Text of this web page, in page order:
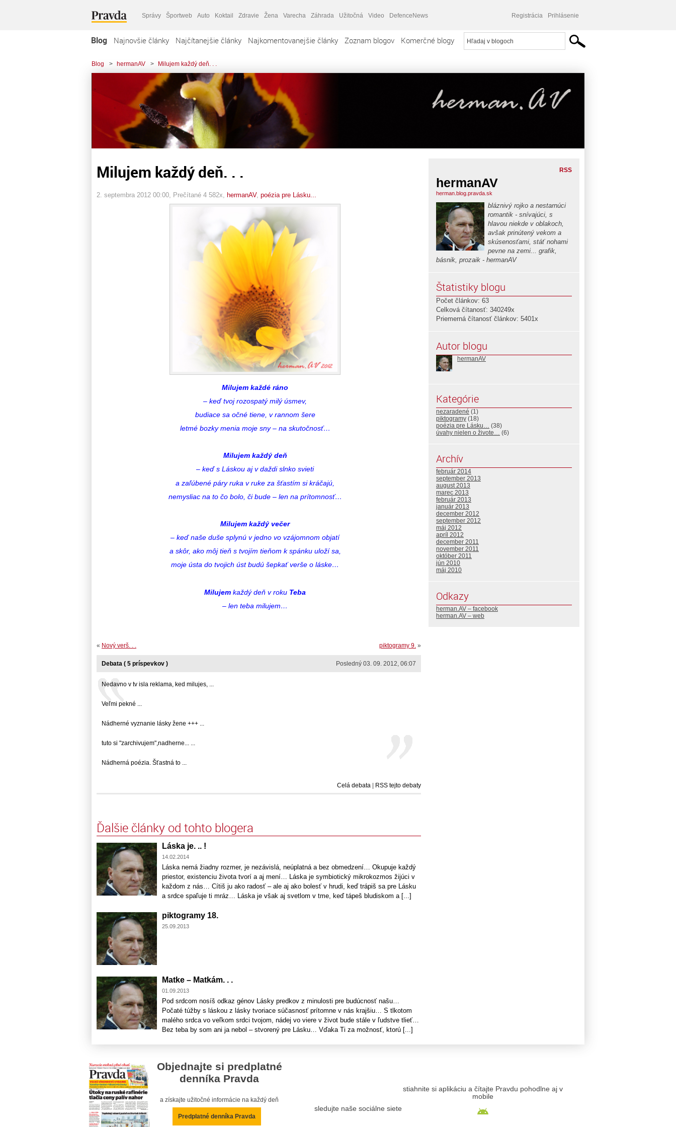
Správy Športweb Auto Koktail Zdravie Žena Varecha Záhrada Užitočná Video DefenceNews Registrácia Prihlásenie
Blog Najnovšie články Najčítanejšie články Najkomentovanejšie články Zoznam blogov Komerčné blogy
Blog > hermanAV > Milujem každý deň. . .
Milujem každý deň. . .
2. septembra 2012 00:00 , Prečítané 4 582x, hermanAV, poézia pre Lásku...
Milujem každé ráno
– keď tvoj rozospatý milý úsmev,
budiace sa očné tiene, v rannom šere
letmé bozky menia moje sny – na skutočnosť…
Milujem každý deň
– keď s Láskou aj v daždi slnko svieti
a zaľúbené páry ruka v ruke za šťastím si kráčajú,
nemysliac na to čo bolo, či bude – len na prítomnosť…
Milujem každý večer
– keď naše duše splynú v jedno vo vzájomnom objatí
a skôr, ako môj tieň s tvojím tieňom k spánku uloží sa,
moje ústa do tvojich úst budú šepkať verše o láske…
Milujem každý deň v roku Teba
– len teba milujem…
piktogramy 9. »
« Nový verš. . .
Posledný 03. 09. 2012, 06:07
Debata ( 5 príspevkov )
Nedavno v tv isla reklama, ked milujes, ...
Veľmi pekné ...
Nádherné vyznanie lásky žene +++ ...
tuto si "zarchivujem",nadherne... ...
Nádherná poézia. Šťastná to ...
Celá debata RSS tejto debaty
Ďalšie články od tohto blogera
Láska je. .. !
14.02.2014
Láska nemá žiadny rozmer, je nezávislá, neúplatná a bez obmedzení… Okupuje každý
priestor, existenciu života tvorí a aj mení… Láska je symbiotický mikrokozmos žijúci v
každom z nás… Cítiš ju ako radosť – ale aj ako bolesť v hrudi, keď trápiš sa pre Lásku
a srdce spaľuje ti mráz… Láska je však aj svetlom v tme, keď tápeš bludiskom a [...]
piktogramy 18.
25.09.2013
Matke – Matkám. . .
01.09.2013
Pod srdcom nosíš odkaz génov Lásky predkov z minulosti pre budúcnosť našu…
Počaté túžby s láskou z lásky tvoriace súčasnosť prítomne v nás krajšiu… S tlkotom
malého srdca vo veľkom srdci tvojom, nádej vo viere v život bude stále v ľudstve tlieť…
Bez teba by som ani ja nebol – stvorený pre Lásku… Vďaka Ti za možnosť, ktorú [...]
RSS
hermanAV
herman.blog.pravda.sk
bláznivý rojko a nestarnúci
romantik - snívajúci, s
hlavou niekde v oblakoch,
avšak prinútený vekom a
skúsenosťami, stáť nohami
pevne na zemi... grafik,
básnik, prozaik - hermanAV
Štatistiky blogu
Počet článkov: 63
Celková čítanosť: 340249x
Priemerná čítanosť článkov: 5401x
Autor blogu
hermanAV
Kategórie
nezaradené (1)
piktogramy (18)
poézia pre Lásku… (38)
úvahy nielen o živote… (6)
Archív
február 2014
september 2013
august 2013
marec 2013
február 2013
január 2013
december 2012
september 2012
máj 2012
apríl 2012
december 2011
november 2011
október 2011
jún 2010
máj 2010
Odkazy
herman.AV – facebook
herman.AV – web
Objednajte si predplatné
denníka Pravda
a získajte užitočné informácie na každý deň
Predplatné denníka Pravda
sledujte naše sociálne siete
stiahnite si aplikáciu a čítajte Pravdu pohodlne aj v
mobile